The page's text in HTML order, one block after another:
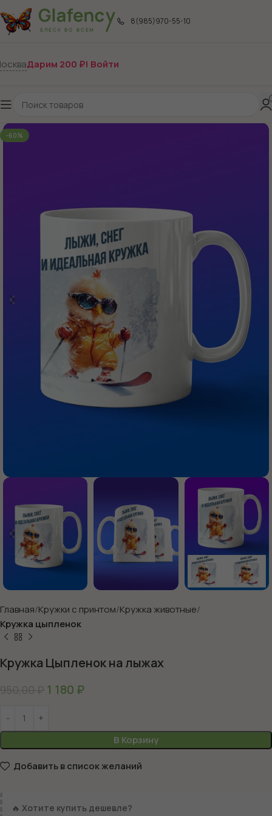
8(985)970-55-10
Дарим 200 ₽! Войти
-60%
Главная Кружки с принтом Кружка животные
Кружка цыпленок
Кружка Цыпленок на лыжах
950,00₽ 1 180 ₽
В Корзину
Добавить в список желаний
🔥 Хотите купить дешевле?